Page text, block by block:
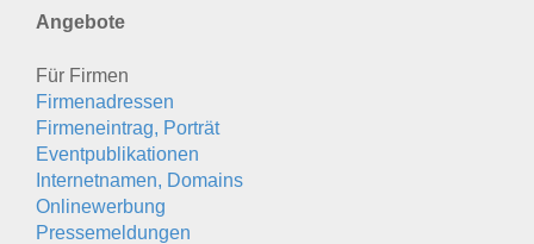
Angebote
Für Firmen
Firmenadressen
Firmeneintrag, Porträt
Eventpublikationen
Internetnamen, Domains
Onlinewerbung
Pressemeldungen